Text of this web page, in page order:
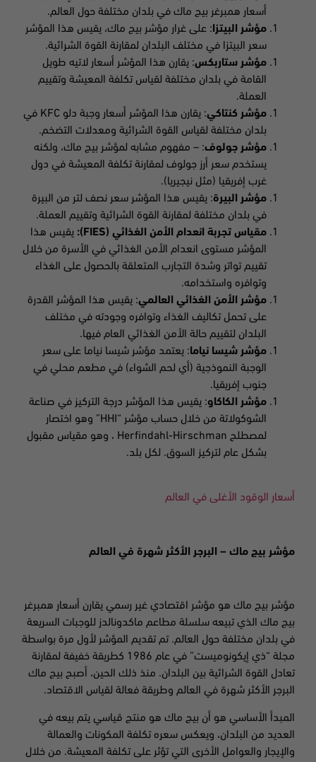
أسعار همبرغر بيج ماك في بلدان مختلفة حول العالم.
مؤشر البيتزا: على غرار مؤشر بيج ماك، يقيس هذا المؤشر
سعر البيتزا في مختلف البلدان لمقارنة القوة الشرائية.
مؤشر ستاربكس: يقارن هذا المؤشر أسعار لاتيه طويل
القامة في بلدان مختلفة لقياس تكلفة المعيشة وتقييم
العملة.
مؤشر كنتاكي: يقارن هذا المؤشر أسعار وجبة دلو KFC في
بلدان مختلفة لقياس القوة الشرائية ومعدلات التضخم.
مؤشر جولوف: – مفهوم مشابه لمؤشر بيج ماك، ولكنه
يستخدم سعر أرز جولوف لمقارنة تكلفة المعيشة في دول
غرب إفريقيا (مثل نيجيريا).
مؤشر البيرة: يقيس هذا المؤشر سعر نصف لتر من البيرة
في بلدان مختلفة لمقارنة القوة الشرائية وتقييم العملة.
مقياس تجربة انعدام الأمن الغذائي (FIES):
يقيس هذا
المؤشر مستوى انعدام الأمن الغذائي في الأسرة من خلال
تقييم تواتر وشدة التجارب المتعلقة بالحصول على الغذاء
وتوافره واستخدامه.
مؤشر الأمن الغذائي العالمي: يقيس هذا المؤشر القدرة
على تحمل تكاليف الغذاء وتوافره وجودته في مختلف
البلدان لتقييم حالة الأمن الغذائي العام فيها.
مؤشر شيسا نياما: يعتمد مؤشر شيسا نياما على سعر
الوجبة النموذجية (أي لحم الشواء) في مطعم محلي في
جنوب إفريقيا.
مؤشر الكاكاو: يقيس هذا المؤشر درجة التركيز في صناعة
الشوكولاتة من خلال حساب مؤشر “HHI”
وهو اختصار
لمصطلح Herfindahl-Hirschman ، وهو مقياس مقبول
بشكل عام لتركيز السوق. لكل بلد.
أسعار الوقود الأغلى في العالم
مؤشر بيج ماك – البرجر الأكثر شهرة في العالم
مؤشر بيج ماك هو مؤشر اقتصادي غير رسمي يقارن أسعار همبرغر
بيج ماك الذي تبيعه سلسلة مطاعم ماكدونالدز للوجبات السريعة
في بلدان مختلفة حول العالم. تم تقديم المؤشر لأول مرة بواسطة
مجلة “ذي إيكونوميست”
في عام 1986 كطريقة خفيفة لمقارنة
تعادل القوة الشرائية بين البلدان. منذ ذلك الحين، أصبح بيج ماك
البرجر الأكثر شهرة في العالم وطريقة فعالة لقياس الاقتصاد.
المبدأ الأساسي هو أن بيج ماك هو منتج قياسي يتم بيعه في
العديد من البلدان، ويعكس سعره تكلفة المكونات والعمالة
والإيجار والعوامل الأخرى التي تؤثر على تكلفة المعيشة. من خلال